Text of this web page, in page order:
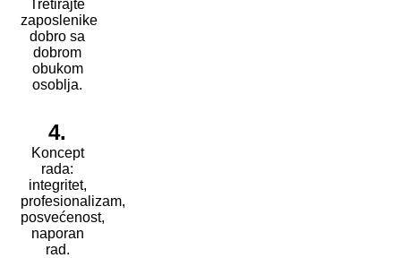
Tretirajte
zaposlenike
dobro sa
dobrom
obukom
osoblja.
4.
Koncept
rada:
integritet,
profesionalizam,
posvećenost,
naporan
rad.